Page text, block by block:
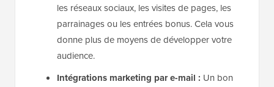
les réseaux sociaux, les visites de pages, les
parrainages ou les entrées bonus. Cela vous
donne plus de moyens de développer votre
audience.
Intégrations marketing par e-mail : Un bon